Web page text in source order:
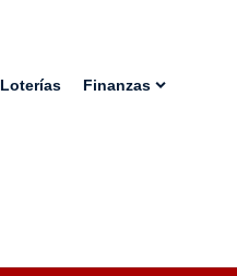
Loterías Finanzas